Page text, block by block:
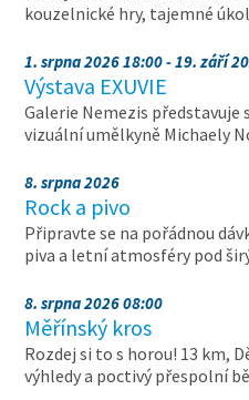
kouzelnické hry, tajemné
1. srpna 2026 18:00 - 19. září
Výstava EXUVIE
Galerie Nemezis představuje
vizuální umělkyně Michaely
8. srpna 2026
Rock a pivo
Připravte se na pořádnou
piva a letní atmosféry pod
8. srpna 2026 08:00
Měřínský kros
Rozdej si to s horou! 13 km,
výhledy a poctivý přespolní